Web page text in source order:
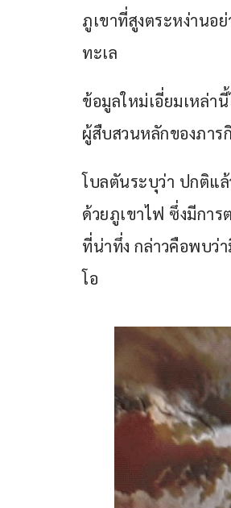
ภูเขาที่สูงตระหง่านอ
ทะเล
ข้อมูลใหม่เอี่ยมเหล่า
ผู้สืบสวนหลักของภาร
โบลตันระบุว่า ปกติแ
ด้วยภูเขาไฟ ซึ่งมีการ
ที่น่าทึ่ง กล่าวคือพบว่า
โอ